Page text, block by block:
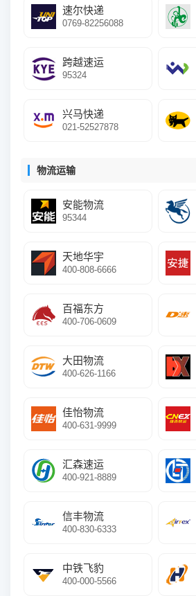
速尔快递
0769-82256088
跨越速运
95324
兴马快递
021-52527878
物流运输
安能物流
95344
天地华宇
400-808-6666
百福东方
400-706-0609
大田物流
400-626-1166
佳怡物流
400-631-9999
汇森速运
400-921-8889
信丰物流
400-830-6333
中铁飞豹
400-000-5566